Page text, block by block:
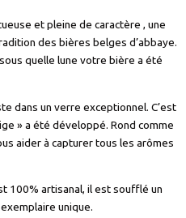
et pleine de caractère , une
des bières belges d’abbaye.
quelle lune votre bière a été
dans un verre exceptionnel. C’est
» a été développé. Rond comme
aider à capturer tous les arômes
100% artisanal, il est soufflé un
unique.